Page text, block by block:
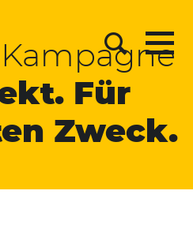
Suche
Menu
Für
Zweck.